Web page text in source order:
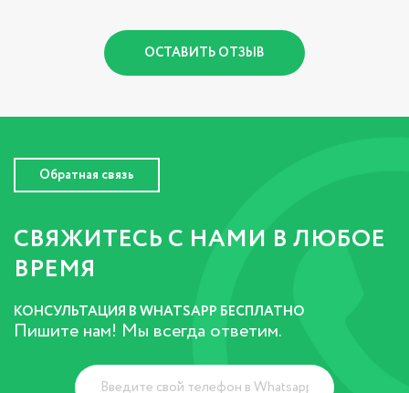
ОСТАВИТЬ ОТЗЫВ
Обратная связь
СВЯЖИТЕСЬ С НАМИ В ЛЮБОЕ
ВРЕМЯ
КОНСУЛЬТАЦИЯ В WHATSAPP БЕСПЛАТНО
Пишите нам! Мы всегда ответим.